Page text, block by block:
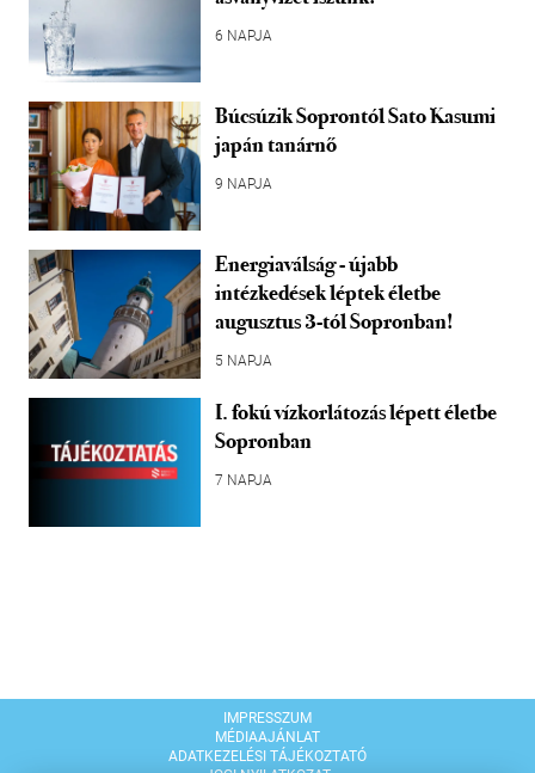
6 NAPJA
Búcsúzik Soprontól Sato Kasumi
japán tanárnő
9 NAPJA
Energiaválság - újabb
intézkedések léptek életbe
augusztus 3-tól Sopronban!
5 NAPJA
I. fokú vízkorlátozás lépett életbe
Sopronban
7 NAPJA
IMPRESSZUM
MÉDIAAJÁNLAT
ADATKEZELÉSI TÁJÉKOZTATÓ